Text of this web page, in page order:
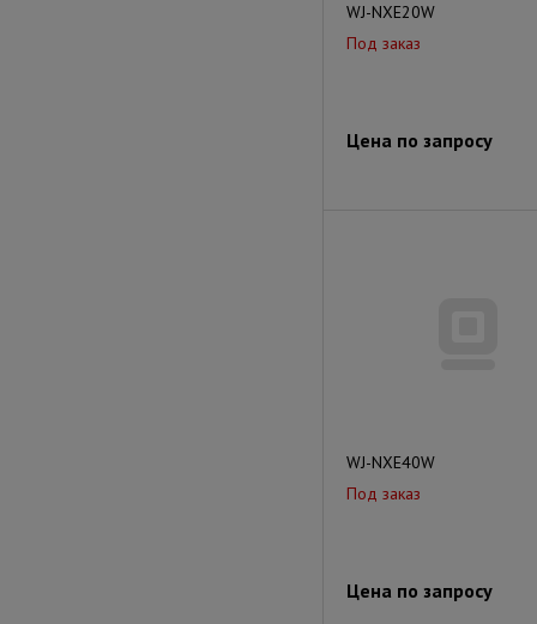
WJ-NXE20W
Под заказ
Цена по запросу
WJ-NXE40W
Под заказ
Цена по запросу